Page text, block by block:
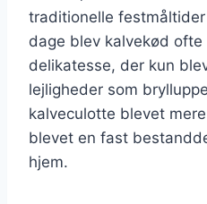
traditionelle
dage blev kalvekød
delikatesse, der kun
lejligheder som
kalveculotte blevet
blevet en fast
hjem.